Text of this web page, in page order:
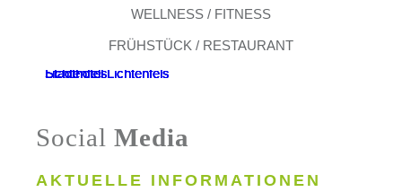
WELLNESS / FITNESS
FRÜHSTÜCK / RESTAURANT
Social Media
AKTUELLE INFORMATIONEN